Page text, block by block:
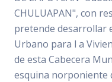
CHULUAPAN", con
pretende desarrollar
Urbano para l a
de esta Cabecera
esquina norponiente